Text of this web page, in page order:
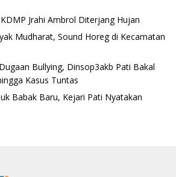
Jrahi Ambrol Diterjang Hujan
Mudharat, Sound Horeg di Kecamatan
Bullying, Dinsop3akb Pati Bakal
Kasus Tuntas
Babak Baru, Kejari Pati Nyatakan